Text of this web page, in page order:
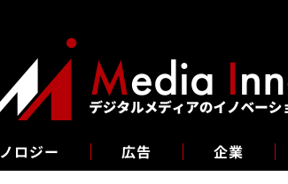
ロジー 広告 企業